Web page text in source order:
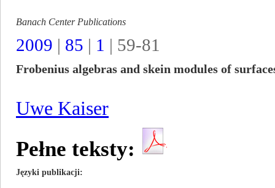
Banach Center Publications
2009 | 85 | 1 | 59-81
Frobenius algebras and skein modules of
Uwe Kaiser
Pełne teksty:
Języki publikacji